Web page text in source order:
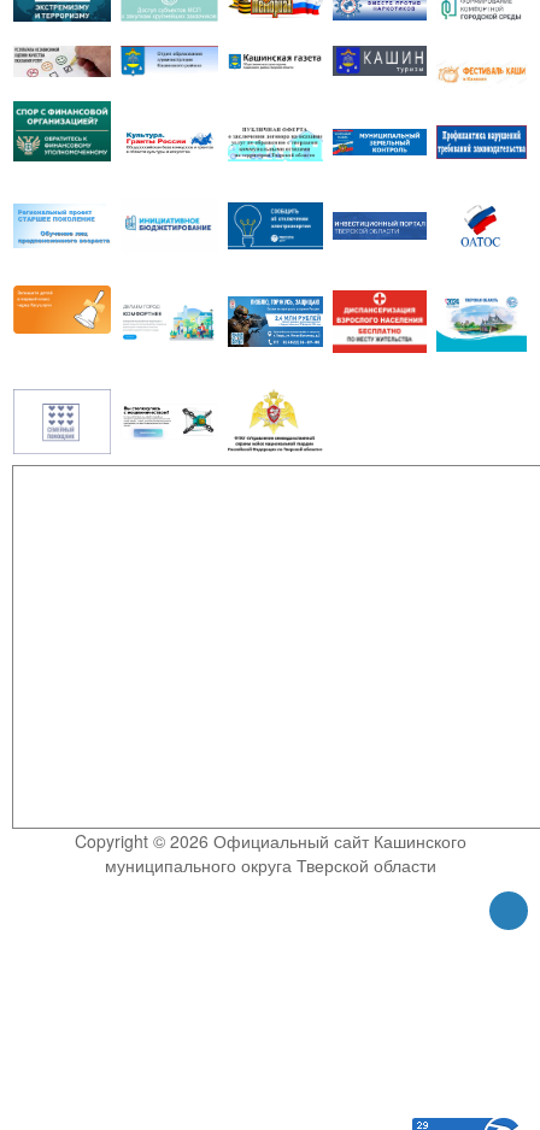
Copyright © 2026 Официальный сайт Кашинского
муниципального округа Тверской области